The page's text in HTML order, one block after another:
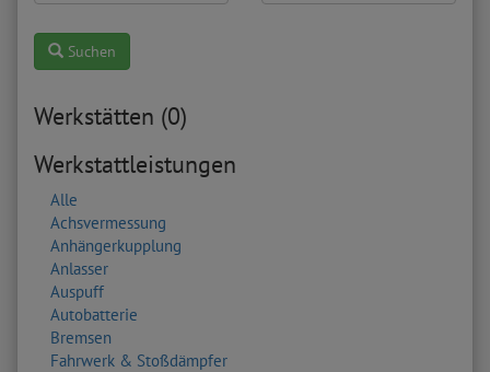
Suchen
Werkstätten (0)
Werkstattleistungen
Alle
Achsvermessung
Anhängerkupplung
Anlasser
Auspuff
Autobatterie
Bremsen
Fahrwerk & Stoßdämpfer